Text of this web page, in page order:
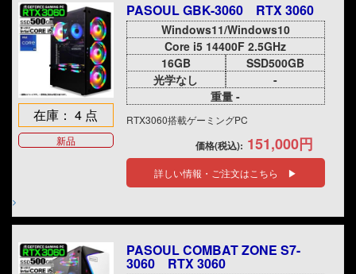
在庫： 4 点
新品
PASOUL GBK-3060 RTX 3060
Windows11/Windows10
Core i5 14400F 2.5GHz
16GB
SSD500GB
光学なし
-
重量 -
RTX3060搭載ゲーミングPC
価格(税込): 151,000円
詳しい情報・ご注文はこちら ▶
PASOUL COMBAT ZONE S7-
3060 RTX 3060